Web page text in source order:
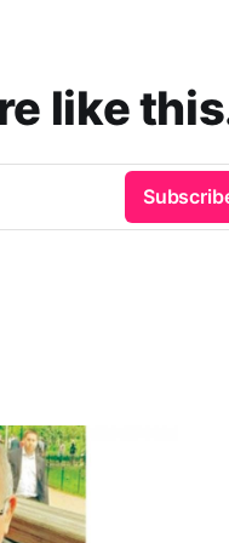
like